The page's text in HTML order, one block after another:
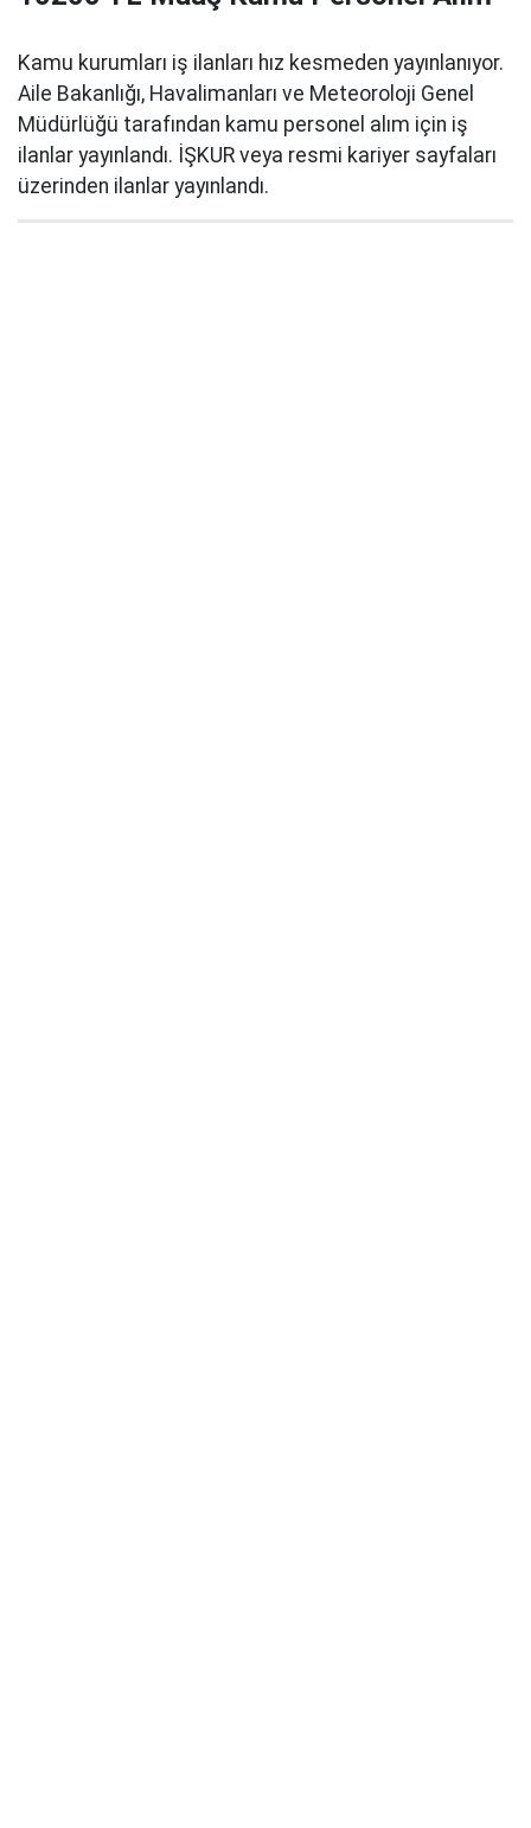
Kamu kurumları iş ilanları hız kesmeden yayınlanıyor.
Aile Bakanlığı, Havalimanları ve Meteoroloji Genel
Müdürlüğü tarafından kamu personel alım için iş
ilanlar yayınlandı. İŞKUR veya resmi kariyer sayfaları
üzerinden ilanlar yayınlandı.